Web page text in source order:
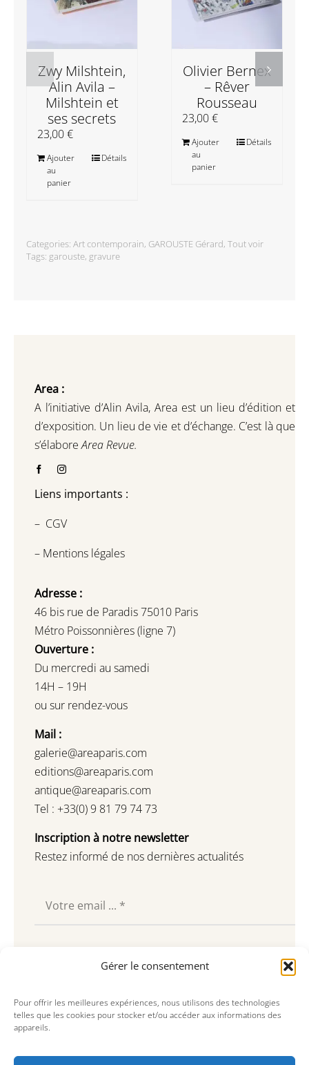
Gérer le consentement
Pour offrir les meilleures expériences, nous utilisons des technologies
telles que les cookies pour stocker et/ou accéder aux informations des
appareils.
Zwy Milshtein,
Alin Avila –
Milshtein et
ses secrets
23,00€
Ajouter
au
panier
Détails
Olivier Bernex
– Rêver
Rousseau
23,00€
Ajouter
au
panier
Détails
Categories: Art contemporain, GAROUSTE Gérard, Tout voir
Tags: garouste, gravure
Area :
A l’initiative d’Alin Avila, Area est un lieu d’édition et
d’exposition. Un lieu de vie et d’échange. C’est là que
s’élaboreArea Revue.
Liens importants :
– CGV
– Mentions légales
Adresse :
46 bis rue de Paradis 75010 Paris
Métro Poissonnières (ligne 7)
Ouverture :
Du mercredi au samedi
14H – 19H
ou sur rendez-vous
Mail :
galerie@areaparis.com
editions@areaparis.com
antique@areaparis.com
Tel : +33(0) 9 81 79 74 73
Inscription à notre newsletter
Restez informé de nos dernières actualités
Souscrire